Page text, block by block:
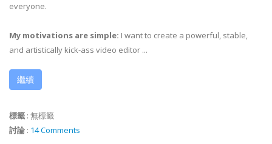
everyone.
My motivations are simple: I want to create a powerful, stable,
and artistically kick-ass video editor ...
繼續
標籤 : 無標籤
討論 : 14 Comments